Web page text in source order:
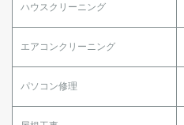
ハウスクリーニング
エアコンクリーニング
パソコン修理